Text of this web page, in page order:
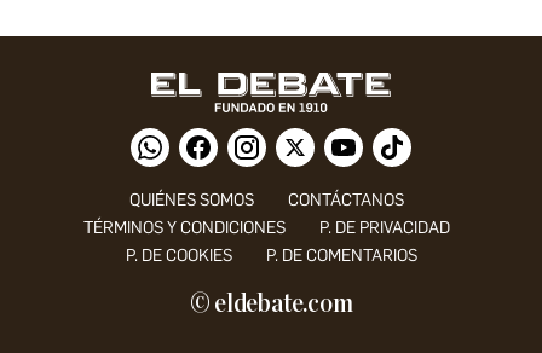
QUIÉNES SOMOS
CONTÁCTANOS
TÉRMINOS Y CONDICIONES
P. DE PRIVACIDAD
P. DE COOKIES
P. DE COMENTARIOS
© eldebate.com